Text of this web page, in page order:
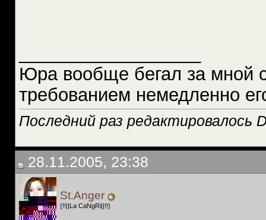
Юра вообще бегал за мной
требованием немедленно
Последний раз редактировалось
28.11.2005, 23:38
St.Anger
{!!||La CaNgRi||!!}